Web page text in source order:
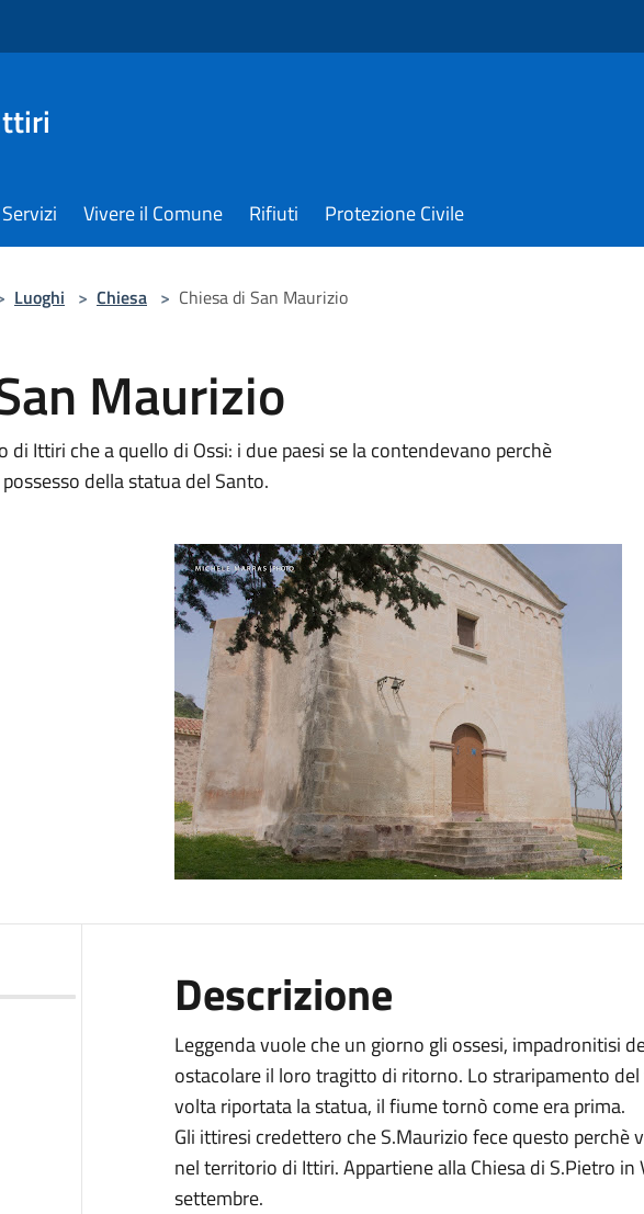
Servizi Vivere il Comune Rifiuti Protezione Civile
Luoghi > Chiesa > Chiesa di San Maurizio
Maurizio
Ittiri che a quello di Ossi: i due paesi se la contendevano perchè
della statua del Santo.
Descrizione
Leggenda vuole che un giorno gli ossesi, impadronitisi
ostacolare il loro tragitto di ritorno. Lo straripamento
volta riportata la statua, il fiume tornò come era prima.
Gli ittiresi credettero che S.Maurizio fece questo perchè
nel territorio di Ittiri. Appartiene alla Chiesa di S.Pietro
settembre.